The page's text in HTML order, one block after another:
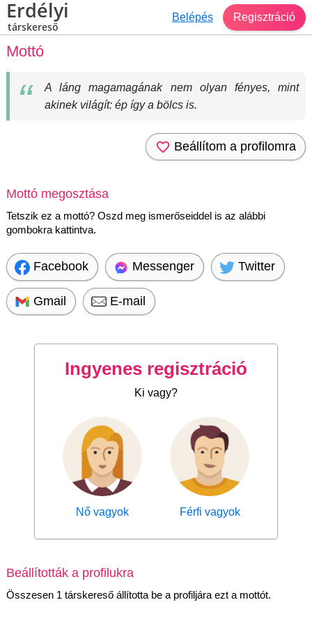
Erdélyi
társkereső
Belépés Regisztráció
Mottó
A láng magamagának nem olyan fényes, mint
akinek világít: ép így a bölcs is.
Beállítom a profilomra
Mottó megosztása
Tetszik ez a mottó? Oszd meg ismerőseiddel is az alábbi
gombokra kattintva.
Facebook Messenger Twitter
Gmail E-mail
Ingyenes regisztráció
Ki vagy?
Nő vagyok Férfi vagyok
Beállították a profilukra
Összesen 1 társkereső állította be a profiljára ezt a mottót.